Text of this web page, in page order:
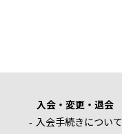
入会・変更・退会
入会手続きについて